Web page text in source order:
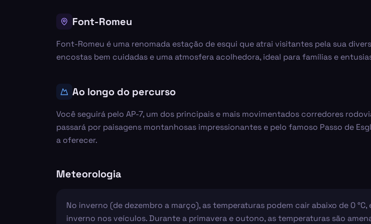
Font-Romeu
Font-Romeu é uma renomada estação de esqui que atrai visitantes pela sua
encostas bem cuidadas e uma atmosfera acolhedora, ideal para famílias e
Ao longo do percurso
Você seguirá pelo AP-7, um dos principais e mais movimentados corredores
passará por paisagens montanhosas impressionantes e pelo famoso Passo de
a oferecer.
Meteorologia
No inverno (de dezembro a março), as temperaturas podem cair abaixo de 0
inverno nos veículos. Durante a primavera e outono, as temperaturas são